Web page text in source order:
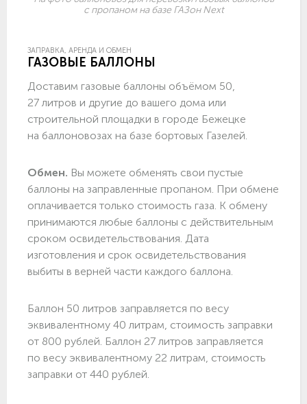
с пропаном на базе ГАЗон Next
ЗАПРАВКА, АРЕНДА И ОБМЕН
ГАЗОВЫЕ БАЛЛОНЫ
Доставим газовые баллоны объёмом 50,
27 литров и другие до вашего дома или
строительной площадки в городе Бежецке
на баллоновозах на базе бортовых Газелей.
Обмен. Вы можете обменять свои пустые
баллоны на заправленные пропаном. При обмене
оплачивается только стоимость газа. К обмену
принимаются любые баллоны с действительным
сроком освидетельствования. Дата
изготовления и срок освидетельствования
выбиты в верней части каждого баллона.
Баллон 50 литров заправляется по весу
эквивалентному 40 литрам, стоимость заправки
от 800 рублей. Баллон 27 литров заправляется
по весу эквивалентному 22 литрам, стоимость
заправки от 440 рублей.